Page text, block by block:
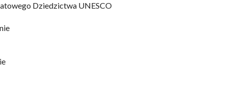
Dziedzictwa UNESCO